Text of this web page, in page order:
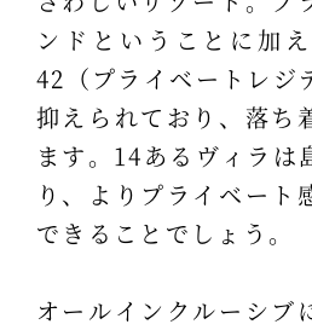
ンドということに加
42（プライベートレジ
抑えられており、落ち
ます。14あるヴィラは
り、よりプライベート
できることでしょう。
オールインクルーシブ